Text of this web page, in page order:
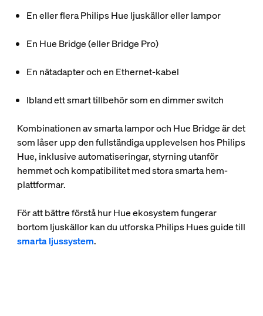
En eller flera Philips Hue ljuskällor eller lampor
En Hue Bridge (eller Bridge Pro)
En nätadapter och en Ethernet-kabel
Ibland ett smart tillbehör som en dimmer switch
Kombinationen av smarta lampor och Hue Bridge är det
som låser upp den fullständiga upplevelsen hos Philips
Hue, inklusive automatiseringar, styrning utanför
hemmet och kompatibilitet med stora smarta hem-
plattformar.
För att bättre förstå hur Hue ekosystem fungerar
bortom ljuskällor kan du utforska Philips Hues guide till
smarta ljussystem.